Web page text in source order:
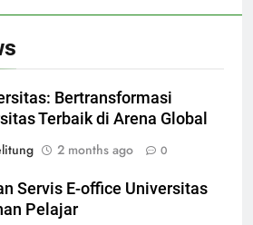
Bertransformasi
Terbaik di Arena Global
2 months ago 0
Servis E-office Universitas
Pelajar